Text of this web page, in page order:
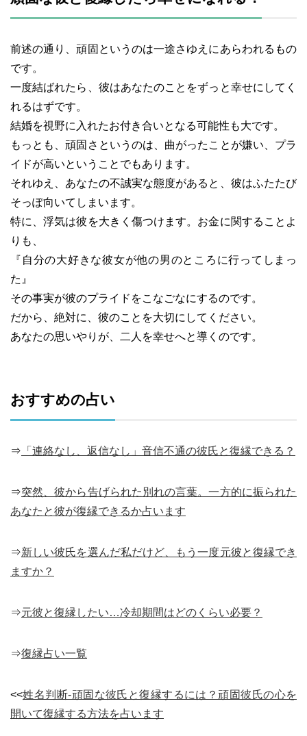
前述の通り、頑固というのは一途さゆえにあらわれるもの
です。
一度結ばれたら、彼はあなたのことをずっと幸せにしてく
れるはずです。
結婚を視野に入れたお付き合いとなる可能性も大です。
もっとも、頑固さというのは、曲がったことが嫌い、プラ
イドが高いということでもあります。
それゆえ、あなたの不誠実な態度があると、彼はふたたび
そっぽ向いてしまいます。
特に、浮気は彼を大きく傷つけます。お金に関することよ
りも、
『自分の大好きな彼女が他の男のところに行ってしまっ
た』
その事実が彼のプライドをこなごなにするのです。
だから、絶対に、彼のことを大切にしてください。
あなたの思いやりが、二人を幸せへと導くのです。
おすすめの占い
⇒ 「連絡なし、返信なし」音信不通の彼氏と復縁できる？
⇒突然、彼から告げられた別れの言葉。一方的に振られた
あなたと彼が復縁できるか占います
⇒新しい彼氏を選んだ私だけど、もう一度元彼と復縁でき
ますか？
⇒元彼と復縁したい…冷却期間はどのくらい必要？
⇒復縁占い一覧
<<姓名判断-頑固な彼氏と復縁するには？頑固彼氏の心を
開いて復縁する方法を占います